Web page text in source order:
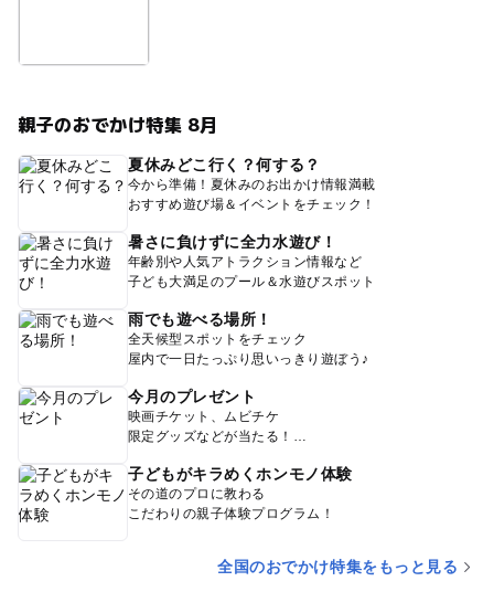
親子のおでかけ特集 8月
夏休みどこ行く？何する？
今から準備！夏休みのお出かけ情報満載
おすすめ遊び場＆イベントをチェック！
暑さに負けずに全力水遊び！
年齢別や人気アトラクション情報など
子ども大満足のプール＆水遊びスポット
雨でも遊べる場所！
全天候型スポットをチェック
屋内で一日たっぷり思いっきり遊ぼう♪
今月のプレゼント
映画チケット、ムビチケ
限定グッズなどが当たる！
子どもがキラめくホンモノ体験
その道のプロに教わる
こだわりの親子体験プログラム！
全国のおでかけ特集をもっと見る